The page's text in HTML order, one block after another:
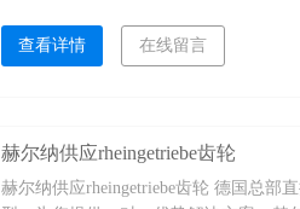
查看详情 在线留言
赫尔纳供应rheingetriebe齿轮
赫尔纳供应rheingetriebe齿轮 德国总部